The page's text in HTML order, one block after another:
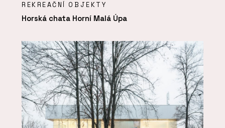
REKREAČNÍ OBJEKTY
Horská chata Horní Malá Úpa